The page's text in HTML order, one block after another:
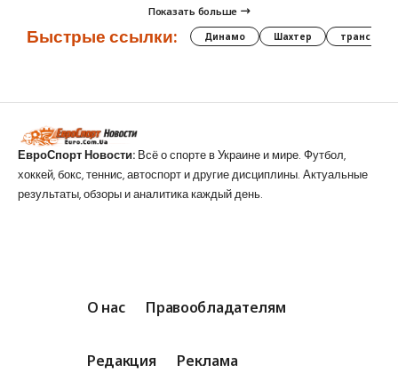
Показать больше
Быстрые ссылки: Динамо Шахтер трансферы
ЕвроСпорт Новости: Всё о спорте в Украине и мире. Футбол,
хоккей, бокс, теннис, автоспорт и другие дисциплины. Актуальные
результаты, обзоры и аналитика каждый день.
О нас Правообладателям
Редакция Реклама